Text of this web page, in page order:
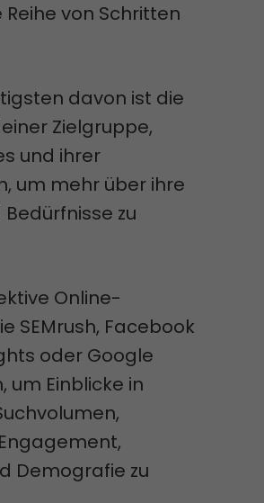
von Schritten
davon ist die
Zielgruppe,
und ihrer
um mehr über ihre
zu
Online-
SEMrush, Facebook
oder Google
um Einblicke in
Demografie zu